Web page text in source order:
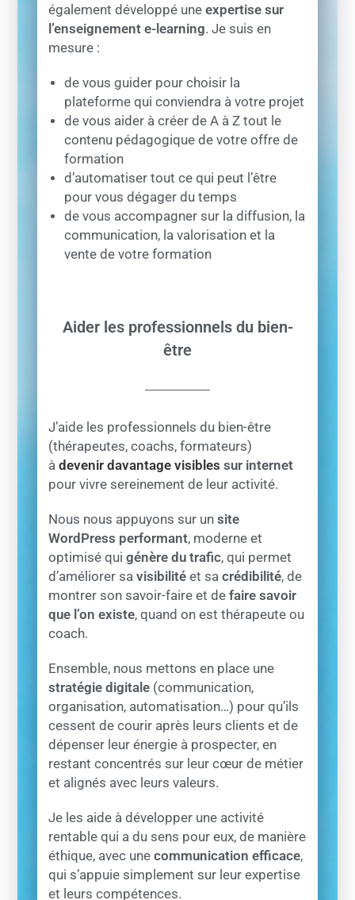
également développé uneexpertise sur
l’enseignement e-learning. Je suis en
mesure :
de vous guider pour choisir la
plateforme qui conviendra à votre projet
de vous aider à créer de A à Z tout le
contenu pédagogique de votre offre de
formation
d’automatiser tout ce qui peut l’être
pour vous dégager du temps
de vous accompagner sur la diffusion, la
communication, la valorisation et la
vente de votre formation
Aider les professionnels du bien-
être
J’aide les professionnels du bien-être
(thérapeutes, coachs, formateurs)
àdevenir davantage visibles sur internet
pour vivre sereinement de leur activité.
Nous nous appuyons sur unsite
WordPress performant, moderne et
optimisé quigénère du trafic, qui permet
d’améliorer savisibilitéet sacrédibilité, de
montrer son savoir-faire et defaire savoir
que l’on existe, quand on est thérapeute ou
coach.
Ensemble, nous mettons en place une
stratégie digitale (communication,
organisation, automatisation…) pour qu’ils
cessent de courir après leurs clients et de
dépenser leur énergie à prospecter, en
restant concentrés sur leur cœur de métier
et alignés avec leurs valeurs.
Je les aide à développer une activité
rentable qui a du sens pour eux, de manière
éthique, avec unecommunication efficace,
qui s’appuie simplement sur leur expertise
et leurs compétences.